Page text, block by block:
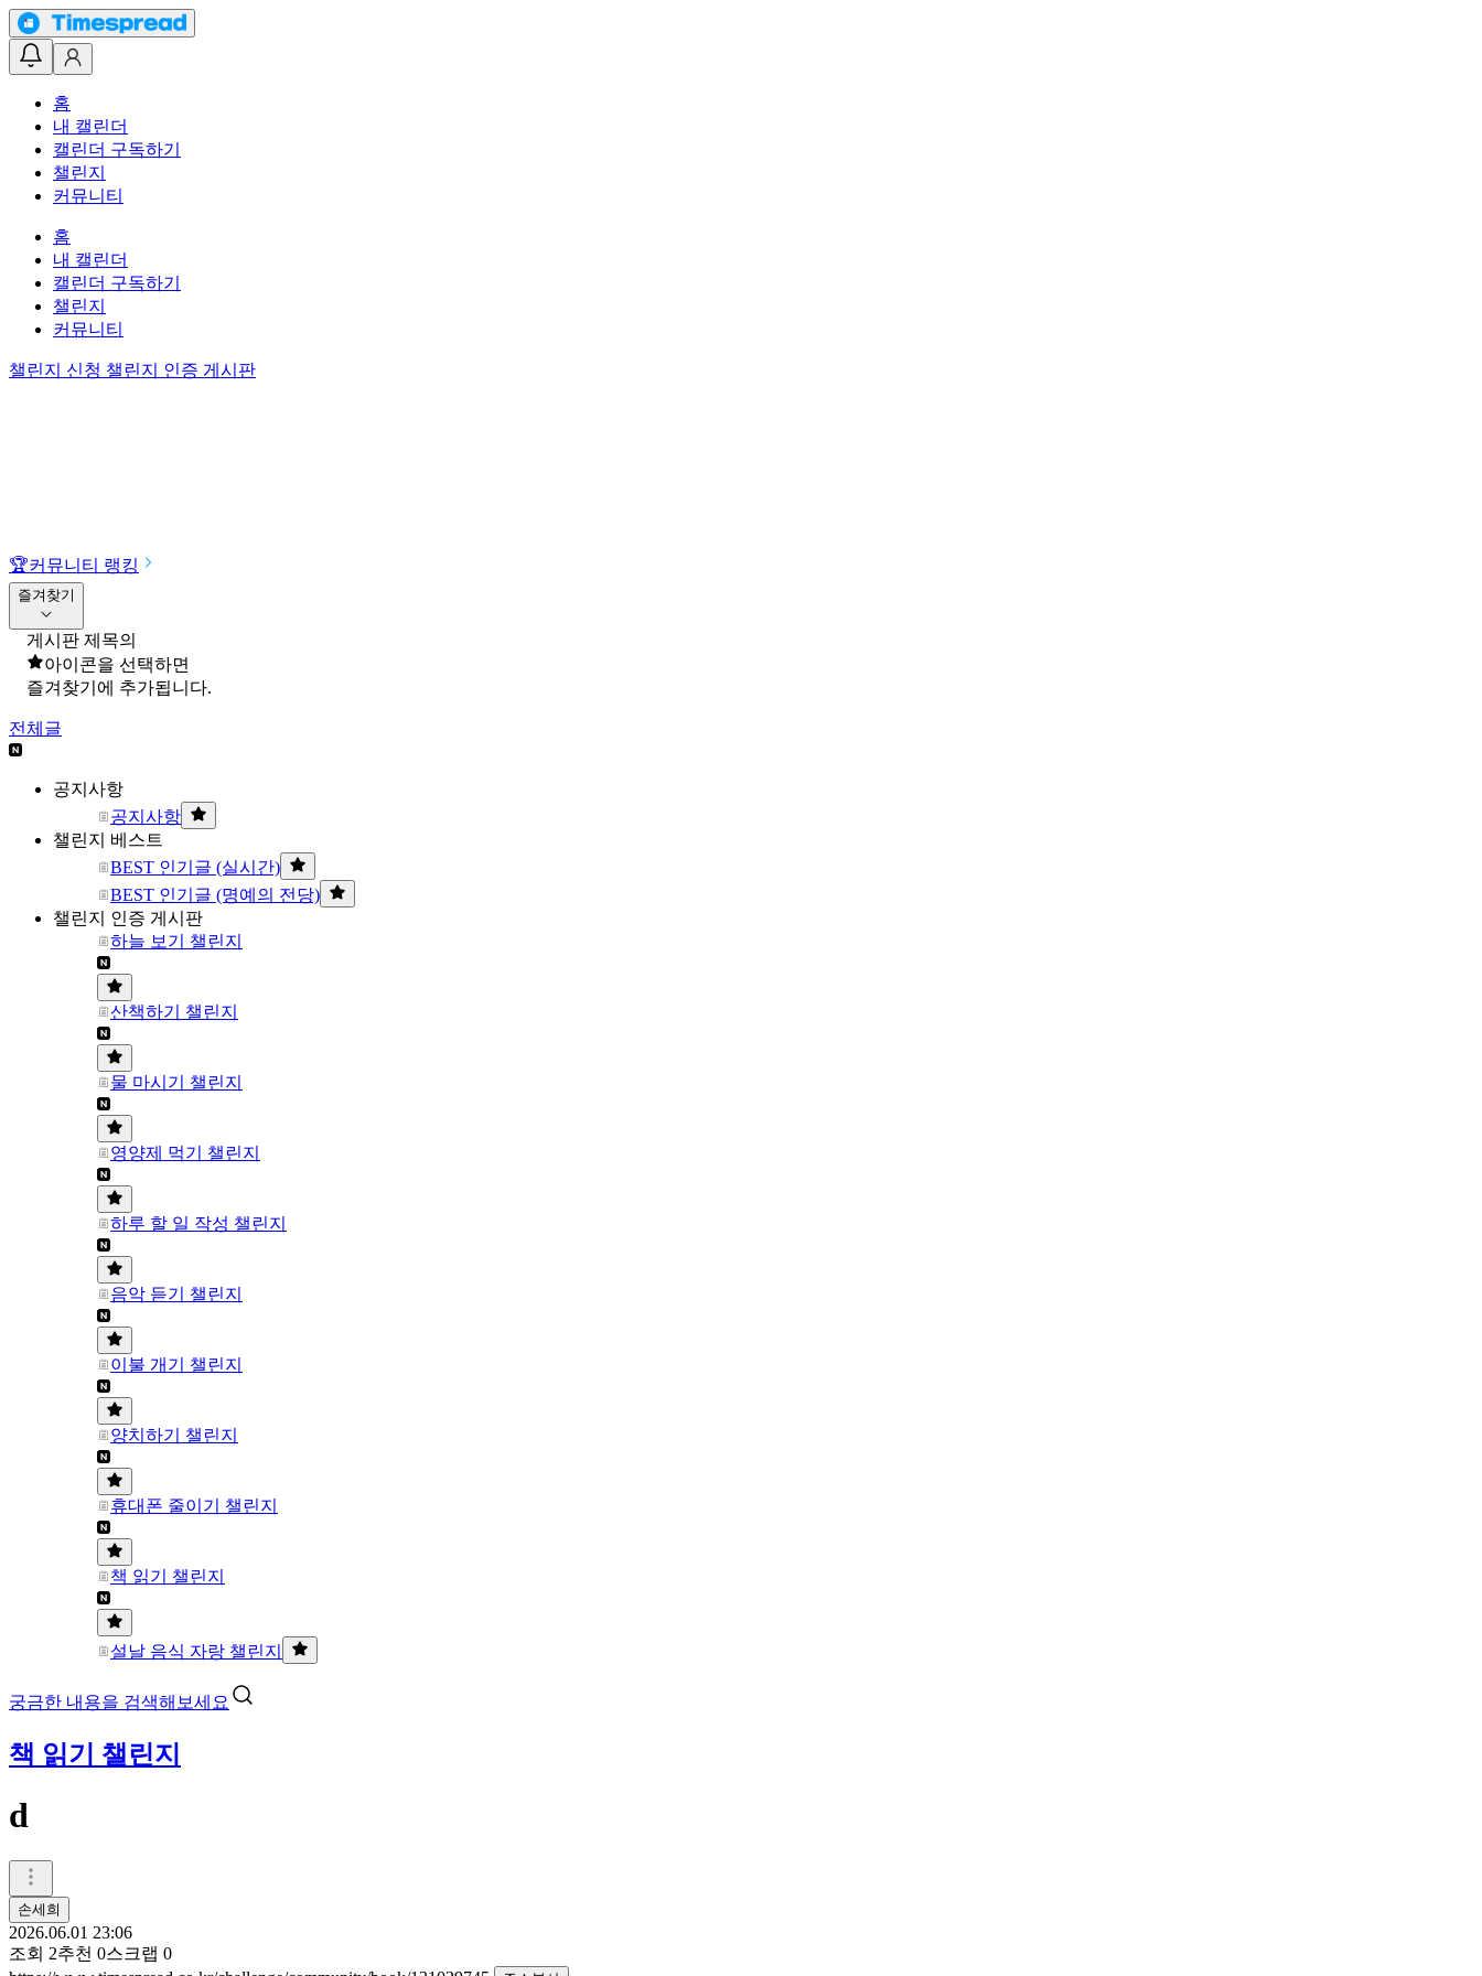
홈
내 캘린더
캘린더 구독하기
챌린지
커뮤니티
홈
내 캘린더
캘린더 구독하기
챌린지
커뮤니티
챌린지 신청 챌린지 인증 게시판
🏆커뮤니티 랭킹
즐겨찾기
게시판 제목의
아이콘을 선택하면
즐겨찾기에 추가됩니다.
전체글
공지사항
공지사항
챌린지 베스트
BEST 인기글 (실시간)
BEST 인기글 (명예의 전당)
챌린지 인증 게시판
하늘 보기 챌린지
산책하기 챌린지
물 마시기 챌린지
영양제 먹기 챌린지
하루 할 일 작성 챌린지
음악 듣기 챌린지
이불 개기 챌린지
양치하기 챌린지
휴대폰 줄이기 챌린지
책 읽기 챌린지
설날 음식 자랑 챌린지
궁금한 내용을 검색해보세요
책 읽기 챌린지
d
손세희
2026.06.01 23:06
조회 2추천 0스크랩 0